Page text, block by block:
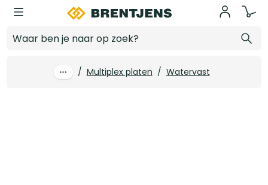
Ga naar hoofdinhoud
/ Multiplex platen / Watervast
Log in voor prijzen